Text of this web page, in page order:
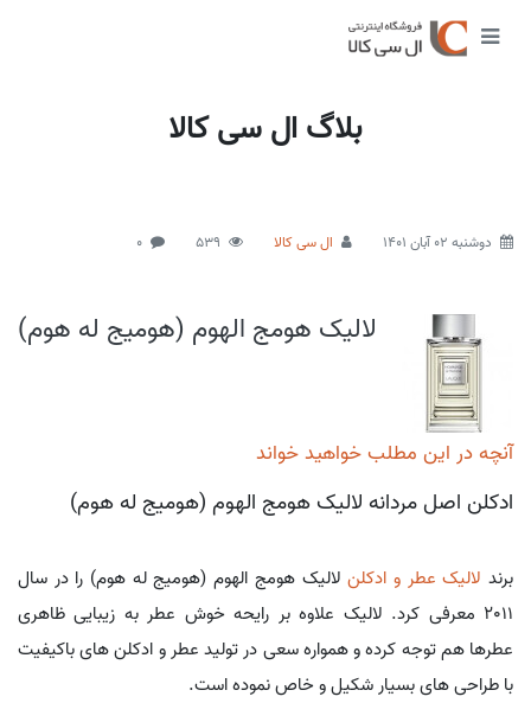
بلاگ ال سی کالا
دوشنبه 02 آبان 1401 ال سی کالا 539
0
لالیک هومج الهوم (هومیج له هوم)
آنچه در این مطلب خواهید خواند
ادکلن اصل مردانه لالیک هومج الهوم (هومیج له هوم)
برند لالیک عطر و ادکلنلالیک هومج الهوم (هومیج له هوم) را در سال
2011 معرفی کرد. لالیک علاوه بر رایحه خوش عطر به زیبایی ظاهری
عطرها هم توجه کرده و همواره سعی در تولید عطر و ادکلن های باکیفیت
با طراحی های بسیار شکیل و خاص نموده است.